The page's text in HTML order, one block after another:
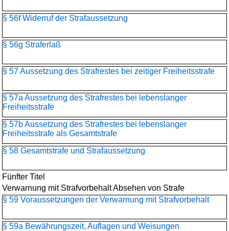
§ 56f Widerruf der Strafaussetzung
§ 56g Straferlaß
§ 57 Aussetzung des Strafrestes bei zeitiger Freiheitsstrafe
§ 57a Aussetzung des Strafrestes bei lebenslanger
Freiheitsstrafe
§ 57b Aussetzung des Strafrestes bei lebenslanger
Freiheitsstrafe als Gesamtstrafe
§ 58 Gesamtstrafe und Strafaussetzung
Fünfter Titel
Verwarnung mit Strafvorbehalt Absehen von Strafe
§ 59 Voraussetzungen der Verwarnung mit Strafvorbehalt
§ 59a Bewährungszeit, Auflagen und Weisungen